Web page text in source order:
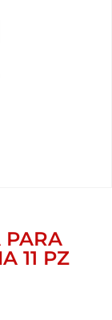
PARA
11 PZ